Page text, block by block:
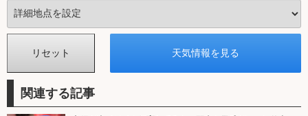
関連する記事